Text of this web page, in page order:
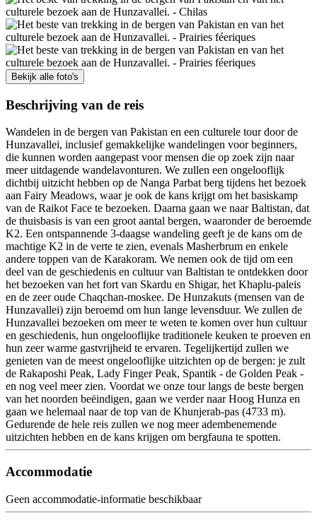
Bekijk alle foto's
Beschrijving van de reis
Wandelen in de bergen van Pakistan en een culturele tour door de
Hunzavallei, inclusief gemakkelijke wandelingen voor beginners,
die kunnen worden aangepast voor mensen die op zoek zijn naar
meer uitdagende wandelavonturen. We zullen een ongelooflijk
dichtbij uitzicht hebben op de Nanga Parbat berg tijdens het bezoek
aan Fairy Meadows, waar je ook de kans krijgt om het basiskamp
van de Raikot Face te bezoeken. Daarna gaan we naar Baltistan, dat
de thuisbasis is van een groot aantal bergen, waaronder de beroemde
K2. Een ontspannende 3-daagse wandeling geeft je de kans om de
machtige K2 in de verte te zien, evenals Masherbrum en enkele
andere toppen van de Karakoram. We nemen ook de tijd om een
deel van de geschiedenis en cultuur van Baltistan te ontdekken door
het bezoeken van het fort van Skardu en Shigar, het Khaplu-paleis
en de zeer oude Chaqchan-moskee. De Hunzakuts (mensen van de
Hunzavallei) zijn beroemd om hun lange levensduur. We zullen de
Hunzavallei bezoeken om meer te weten te komen over hun cultuur
en geschiedenis, hun ongelooflijke traditionele keuken te proeven en
hun zeer warme gastvrijheid te ervaren. Tegelijkertijd zullen we
genieten van de meest ongelooflijke uitzichten op de bergen: je zult
de Rakaposhi Peak, Lady Finger Peak, Spantik - de Golden Peak -
en nog veel meer zien. Voordat we onze tour langs de beste bergen
van het noorden beëindigen, gaan we verder naar Hoog Hunza en
gaan we helemaal naar de top van de Khunjerab-pas (4733 m).
Gedurende de hele reis zullen we nog meer adembenemende
uitzichten hebben en de kans krijgen om bergfauna te spotten.
Accommodatie
Geen accommodatie-informatie beschikbaar